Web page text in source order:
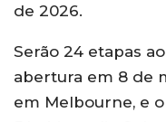
de 2026.
Serão 24 etapas
abertura em 8 de
em Melbourne, e